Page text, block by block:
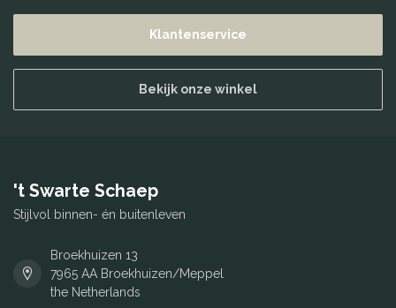
Klantenservice
Bekijk onze winkel
't Swarte Schaep
Stijlvol binnen- én buitenleven
Broekhuizen 13
7965 AA Broekhuizen/Meppel
the Netherlands